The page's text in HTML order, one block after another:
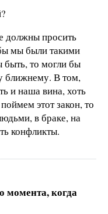
должны просить
мы были такими
то могли бы
ближнему. В том,
и наша вина, хоть
этот закон, то
в браке, на
конфликты.
момента, когда